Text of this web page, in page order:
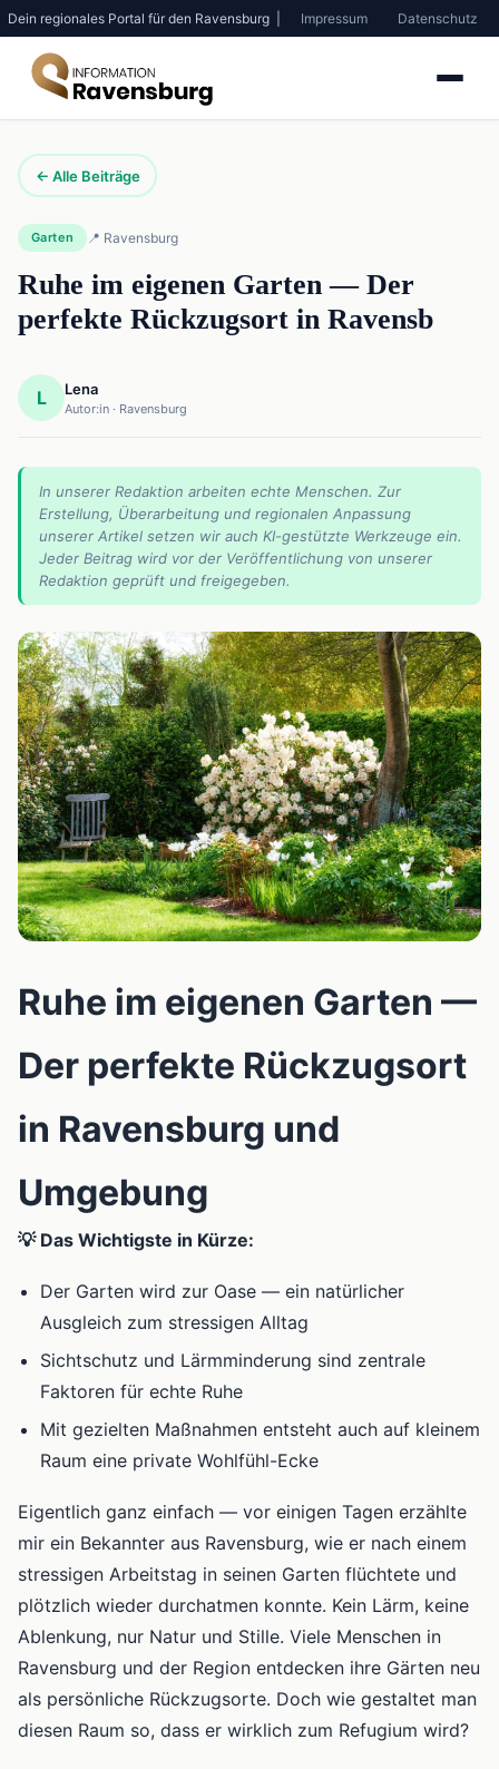
Dein regionales Portal für den Ravensburg | Impressum Datenschutz
← Alle Beiträge
Garten 📍 Ravensburg
Ruhe im eigenen Garten — Der
perfekte Rückzugsort in Ravensb
L Lena
Autor:in · Ravensburg
In unserer Redaktion arbeiten echte Menschen. Zur
Erstellung, Überarbeitung und regionalen Anpassung
unserer Artikel setzen wir auch KI-gestützte Werkzeuge ein.
Jeder Beitrag wird vor der Veröffentlichung von unserer
Redaktion geprüft und freigegeben.
📰
Ruhe im eigenen Garten —
Der perfekte Rückzugsort
in Ravensburg und
Umgebung
💡 Das Wichtigste in Kürze:
Der Garten wird zur Oase — ein natürlicher
Ausgleich zum stressigen Alltag
Sichtschutz und Lärmminderung sind zentrale
Faktoren für echte Ruhe
Mit gezielten Maßnahmen entsteht auch auf kleinem
Raum eine private Wohlfühl-Ecke
Eigentlich ganz einfach — vor einigen Tagen erzählte
mir ein Bekannter aus Ravensburg, wie er nach einem
stressigen Arbeitstag in seinen Garten flüchtete und
plötzlich wieder durchatmen konnte. Kein Lärm, keine
Ablenkung, nur Natur und Stille. Viele Menschen in
Ravensburg und der Region entdecken ihre Gärten neu
als persönliche Rückzugsorte. Doch wie gestaltet man
diesen Raum so, dass er wirklich zum Refugium wird?